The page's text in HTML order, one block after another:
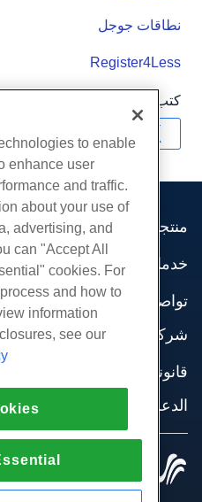
نطاقات جوجل
Register4Less
كتب بواسطة
منتجات
استضافة الموقع
استضافة الأعمال
موزع استضافة
موزع العلامة البيضاء
إدارة لينكس VPS
لينكس غير المدارة VPS
نوافذ غير مُدارة VPS
خوادم السحابة
موازن التحميل
تخزين الكتلة
خدمات
هجرات الموقع
تواصل اجتماعي
وثائق المنتج
مدونة
شركة
اتصل بنا
مراكز البيانات
إنضم لبرنامج
قانوني
شروط الخدمة
تطبيق القانون
اتفاقية الشراكة
الدعم
الدردشة الحية معنا
افتح تذكرة الدعم
مراسلتنا على البريد الاليكتروني
to enable
enhance user
and traffic.
about your use of
advertising, and
can "Accept All
cookies. For
and how to
information
see our